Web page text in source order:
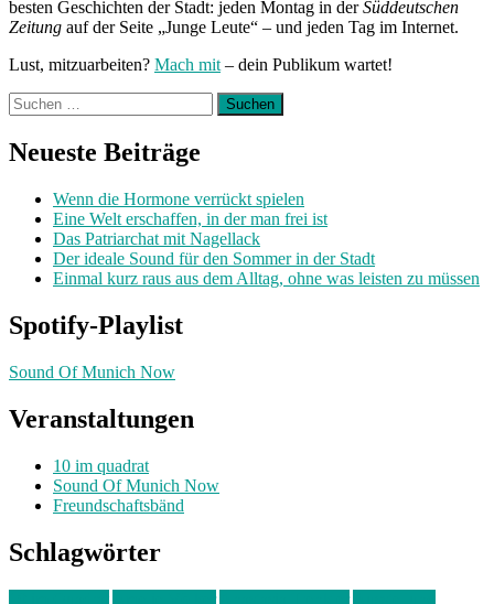
besten Geschichten der Stadt: jeden Montag in derSüddeutschen
Zeitung auf der Seite „Junge Leute“ – und jeden Tag im Internet.
Lust, mitzuarbeiten? Mach mit– dein Publikum wartet!
Suchen
nach:
Neueste Beiträge
Wenn die Hormone verrückt spielen
Eine Welt erschaffen, in der man frei ist
Das Patriarchat mit Nagellack
Der ideale Sound für den Sommer in der Stadt
Einmal kurz raus aus dem Alltag, ohne was leisten zu müssen
Spotify-Playlist
Sound Of Munich Now
Veranstaltungen
10 im quadrat
Sound Of Munich Now
Freundschaftsbänd
Schlagwörter